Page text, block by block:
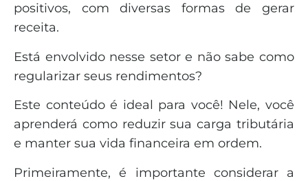
positivos, com diversas formas de gerar
receita.
Está envolvido nesse setor e não sabe como
regularizar seus rendimentos?
Este conteúdo é ideal para você! Nele, você
aprenderá como reduzir sua carga tributária
e manter sua vida financeira em ordem.
Primeiramente, é importante considerar a